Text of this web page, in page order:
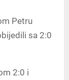
Petru
sa 2:0
2:0 i